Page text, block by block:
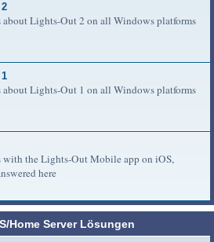
about Lights-Out 2 on all Windows platforms
about Lights-Out 1 on all Windows platforms
with the Lights-Out Mobile app on iOS,
here
Home Server Lösungen